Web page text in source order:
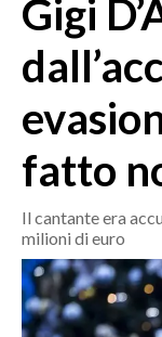
MEDIO CAMPIDANO
ORISTANO E
SASSARI E
NUORO E
OGLIASTRA
CRONACA
ITALIA
MONDO
Gigi
fatto
Il cantante era
milioni di euro